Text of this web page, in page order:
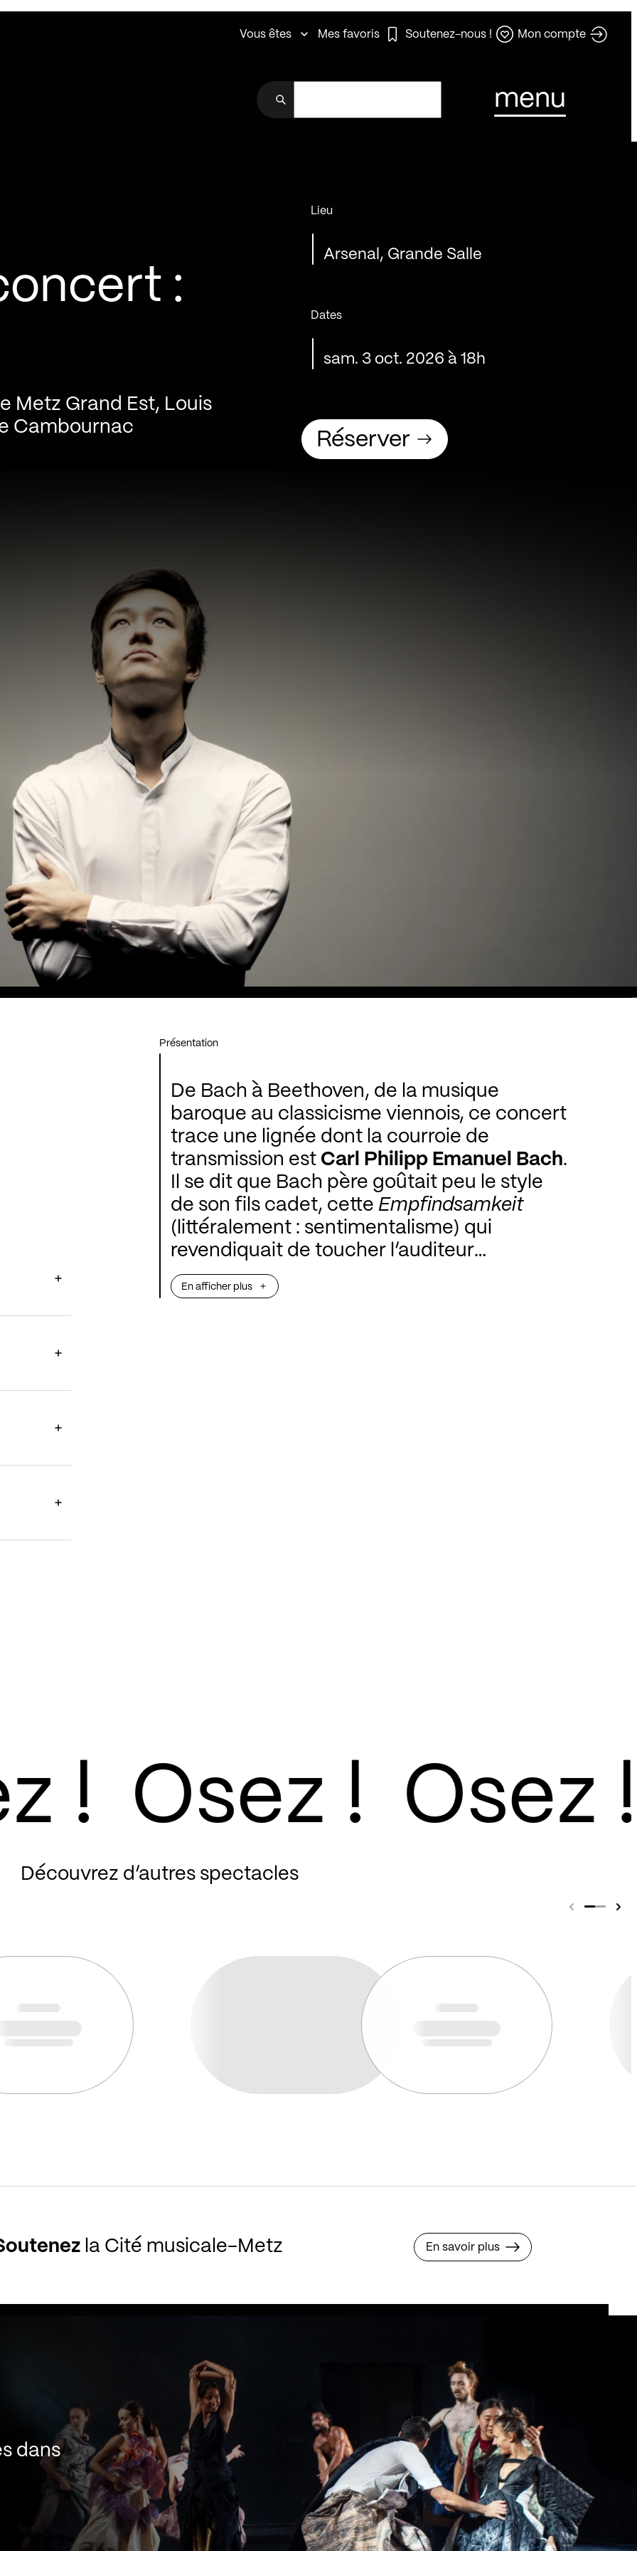
Vous êtes Mes favoris Soutenez-nous ! Mon compte
menu
:
Metz Grand Est, Louis
Cambournac
Lieu
Arsenal, Grande Salle
Dates
sam. 3 oct. 2026 à 18h
Réserver
Présentation
De Bach à Beethoven, de la musique
baroque au classicisme viennois, ce concert
trace une lignée dont la courroie de
transmission est Carl Philipp Emanuel Bach.
Il se dit que Bach père goûtait peu le style
de son fils cadet, cette Empfindsamkeit
(littéralement : sentimentalisme) qui
revendiquait de toucher l’auditeur
directement au cœur. Pourtant, s’il est une
musique qui touche directement au cœur,
En afficher plus
Découvrez d’autres spectacles
la Cité musicale-Metz En savoir plus
dans